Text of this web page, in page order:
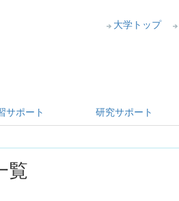
大学トップ
サポート 研究サポート
覧